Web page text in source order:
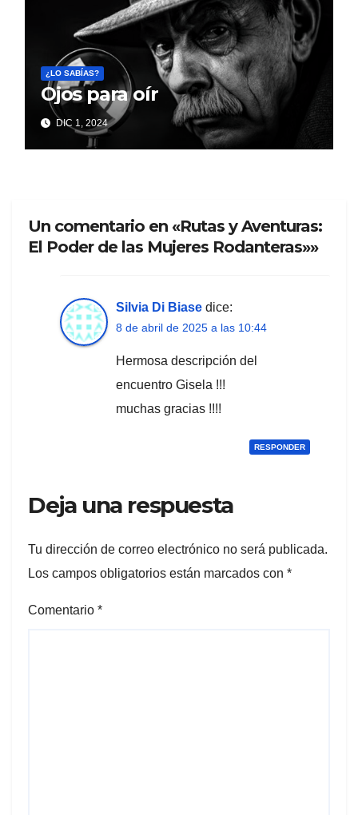
¿LO SABÍAS?
Ojos para oír
DIC 1, 2024
Un comentario en «Rutas y Aventuras:
El Poder de las Mujeres Rodanteras»»
Silvia Di Biase dice:
8 de abril de 2025 a las 10:44
Hermosa descripción del
encuentro Gisela !!!
muchas gracias !!!!
RESPONDER
Deja una respuesta
Tu dirección de correo electrónico no será publicada.
Los campos obligatorios están marcados con *
Comentario *